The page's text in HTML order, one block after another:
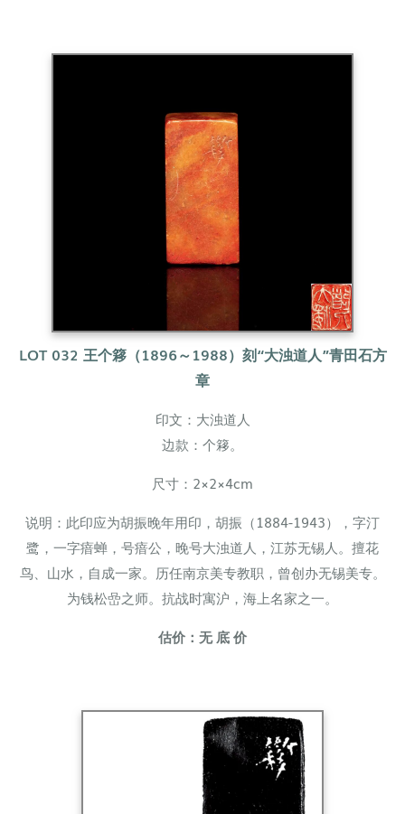
LOT 032 王个簃（1896～1988） 刻“大浊道人”青田石方
章
印文：大浊道人
边款：个簃。
尺寸： 2×2×4cm
说明：此印应为胡振晚年用印，胡振（1884-1943），字汀
鹭，一字瘖蝉，号瘖公，晚号大浊道人，江苏无锡人。擅花
鸟、山水，自成一家。历任南京美专教职，曾创办无锡美专。
为钱松嵒之师。抗战时寓沪，海上名家之一。
估价：无 底 价